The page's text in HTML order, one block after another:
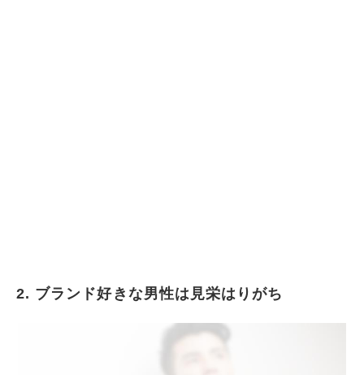
2. ブランド好きな男性は見栄はりがち